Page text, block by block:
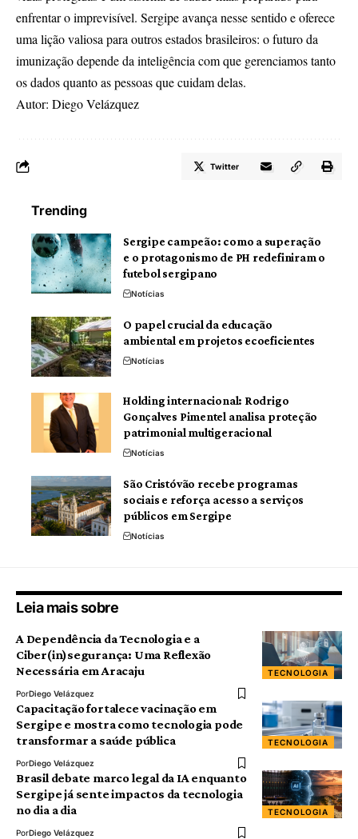
enfrentar o imprevisível. Sergipe avança nesse sentido e oferece
uma lição valiosa para outros estados brasileiros: o futuro da
imunização depende da inteligência com que gerenciamos tanto
os dados quanto as pessoas que cuidam delas.
Autor: Diego Velázquez
Twitter
Trending
Sergipe campeão: como a superação
e o protagonismo de PH redefiniram o
futebol sergipano
Notícias
O papel crucial da educação
ambiental em projetos ecoeficientes
Notícias
Holding internacional: Rodrigo
Gonçalves Pimentel analisa proteção
patrimonial multigeracional
Notícias
São Cristóvão recebe programas
sociais e reforça acesso a serviços
públicos em Sergipe
Notícias
Leia mais sobre
TECNOLOGIA
A Dependência da Tecnologia e a
Ciber(in)segurança: Uma Reflexão
Necessária em Aracaju
PorDiego Velázquez
TECNOLOGIA
Capacitação fortalece vacinação em
Sergipe e mostra como tecnologia pode
transformar a saúde pública
PorDiego Velázquez
TECNOLOGIA
Brasil debate marco legal da IA enquanto
Sergipe já sente impactos da tecnologia
no dia a dia
PorDiego Velázquez